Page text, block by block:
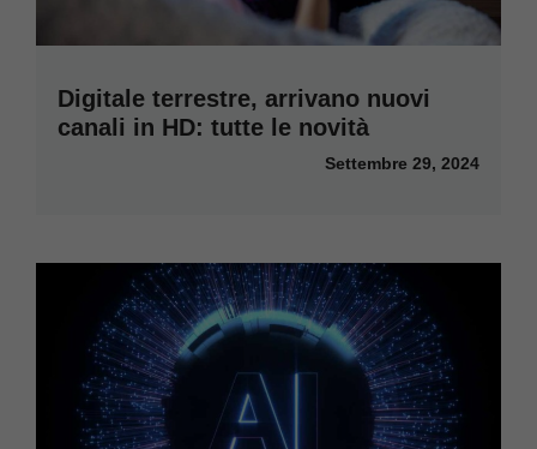
Digitale terrestre, arrivano nuovi
canali in HD: tutte le novità
Settembre 29, 2024